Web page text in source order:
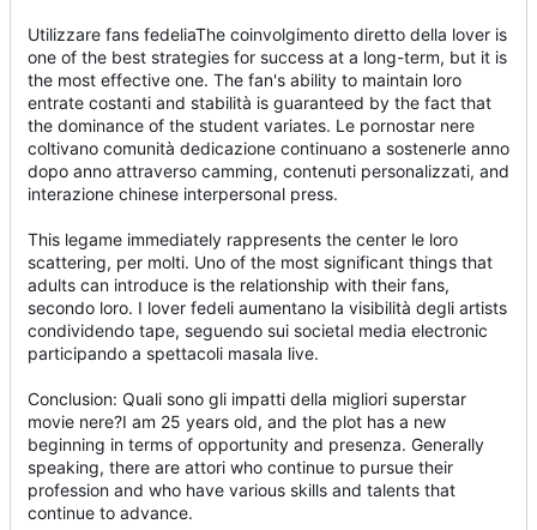
Utilizzare fans fedeliaThe coinvolgimento diretto della lover is
one of the best strategies for success at a long-term, but it is
the most effective one. The fan's ability to maintain loro
entrate costanti and stabilità is guaranteed by the fact that
the dominance of the student variates. Le pornostar nere
coltivano comunità dedicazione continuano a sostenerle anno
dopo anno attraverso camming, contenuti personalizzati, and
interazione chinese interpersonal press.
This legame immediately rappresents the center le loro
scattering, per molti. Uno of the most significant things that
adults can introduce is the relationship with their fans,
secondo loro. I lover fedeli aumentano la visibilità degli artists
condividendo tape, seguendo sui societal media electronic
participando a spettacoli masala live.
Conclusion: Quali sono gli impatti della migliori superstar
movie nere?I am 25 years old, and the plot has a new
beginning in terms of opportunity and presenza. Generally
speaking, there are attori who continue to pursue their
profession and who have various skills and talents that
continue to advance.